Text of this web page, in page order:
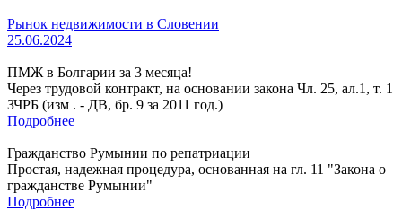
Рынок недвижимости в Словении
25.06.2024
ПМЖ в Болгарии за 3 месяца!
Через трудовой контракт, на основании закона Чл. 25, ал.1, т. 1
ЗЧРБ (изм . - ДВ, бр. 9 за 2011 год.)
Подробнее
Гражданство Румынии по репатриации
Простая, надежная процедура, основанная на гл. 11 "Закона о
гражданстве Румынии"
Подробнее